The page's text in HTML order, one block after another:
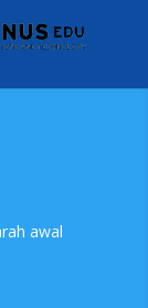
awal